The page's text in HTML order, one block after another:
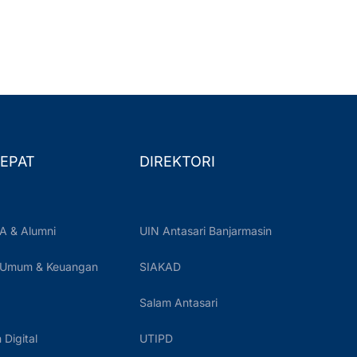
& Alumni
& Keuangan
Digital
DIREKTORI
UIN Antasari Banjarmasin
SIAKAD
Salam Antasari
UTIPD